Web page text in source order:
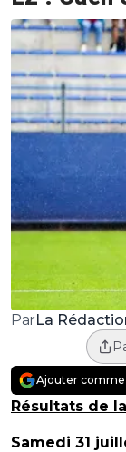
ParLa
Ajouter comme
Résultats de
Samedi 31